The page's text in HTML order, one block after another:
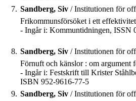
7. Sandberg, Siv / Institutionen för
Frikommunsförsöket i ett
- Ingår i: Kommuntidningen, ISSN
8. Sandberg, Siv / Institutionen för
Förnuft och känslor : om argument
- Ingår i: Festskrift till Krister
ISBN 952-9616-77-5
9. Sandberg, Siv / Institutionen för